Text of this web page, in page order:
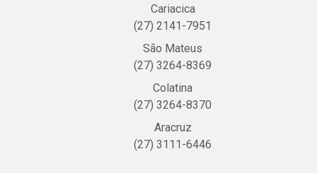
Cariacica
(27) 2141-7951
São Mateus
(27) 3264-8369
Colatina
(27) 3264-8370
Aracruz
(27) 3111-6446